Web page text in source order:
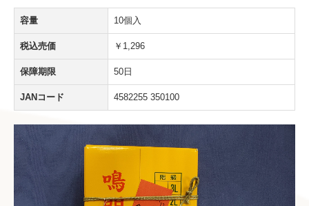
容量 10個入
税込売価 ￥1,296
保障期限 50日
JANコード 4582255 350100